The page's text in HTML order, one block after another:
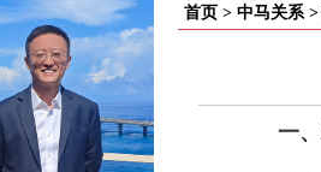
首页> 中马关系>
一